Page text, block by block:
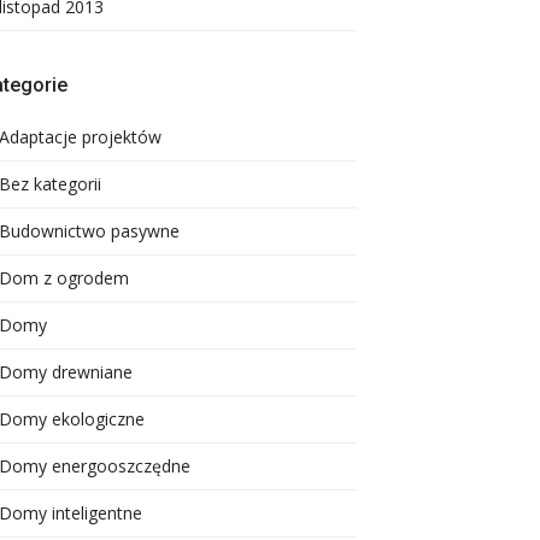
listopad 2013
Adaptacje projektów
Bez kategorii
Budownictwo pasywne
Dom z ogrodem
Domy
Domy drewniane
Domy ekologiczne
Domy energooszczędne
Domy inteligentne